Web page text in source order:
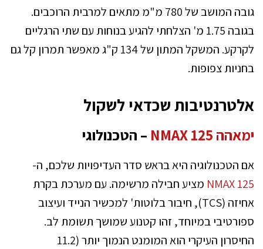
גובה המושב של 780 מ"מ מתאים למרבית הרוכבים.
בגובה 1.75 מ' הצלחתי להגיע בנוחות עם שתי הרגליים
לקרקע. המשקל המתון של 134 ק"ג מאפשר תמרון קל גם
בחניות צפופות.
אלטרנטיבות שכדאי לשקול
ימאהה NMAX 125 – הטכנולוגי
אם הטכנולוגיה היא בראש סדר העדיפויות שלכם, ה-
NMAX 125 מציע חבילה מרשימה. עם מערכת בקרת
אחיזה (TCS), חיבור בלוטות' למכשיר הנייד ועיצוב
ספורטיבי במיוחד, זהו קטנוע שמושך תשומת לב.
החיסרון העיקרי הוא המומנט הנמוך יותר (11.2